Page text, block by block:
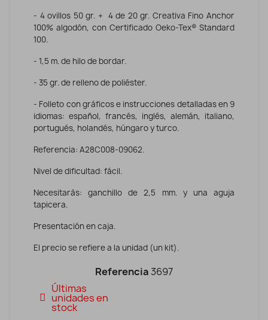
- 4 ovillos 50 gr. + 4 de 20 gr. Creativa Fino Anchor
100% algodón, con Certificado Oeko-Tex® Standard
100.
- 1,5 m. de hilo de bordar.
- 35 gr. de relleno de poliéster.
- Folleto con gráficos e instrucciones detalladas en 9
idiomas: español, francés, inglés, alemán, italiano,
portugués, holandés, húngaro y turco.
Referencia: A28C008-09062.
Nivel de dificultad: fácil.
Necesitarás: ganchillo de 2,5 mm. y una aguja
tapicera.
Presentación en caja.
El precio se refiere a la unidad (un kit).
Referencia 3697
Últimas
unidades en
stock